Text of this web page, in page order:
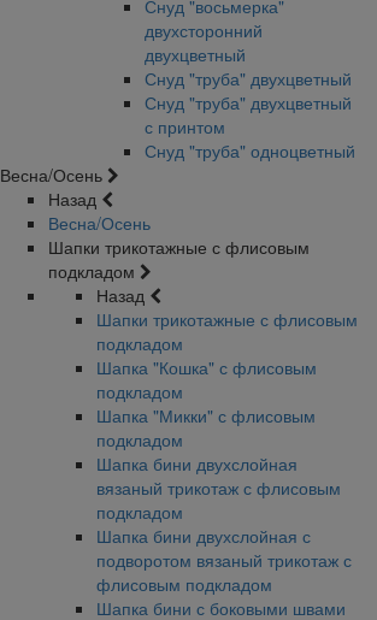
Снуд "восьмерка"
двухсторонний
двухцветный
Снуд "труба" двухцветный
Снуд "труба" двухцветный
с принтом
Снуд "труба" одноцветный
Весна/Осень
Назад
Весна/Осень
Шапки трикотажные с флисовым
подкладом
Назад
Шапки трикотажные с флисовым
подкладом
Шапка "Кошка" с флисовым
подкладом
Шапка "Микки" с флисовым
подкладом
Шапка бини двухслойная
вязаный трикотаж с флисовым
подкладом
Шапка бини двухслойная с
подворотом вязаный трикотаж с
флисовым подкладом
Шапка бини с боковыми швами